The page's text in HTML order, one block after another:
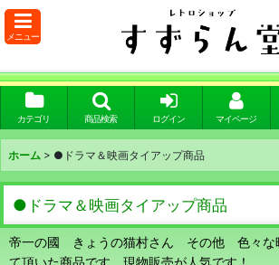
メニュー
カテゴリ 商品検索 ログイン マイページ
ホーム > ●ドラマ＆映画タイアップ商品
●ドラマ＆映画タイアップ商品
帝一の國 きょうの猫村さん その他 色々な
て頂いた商品です 現物販売が人気です！